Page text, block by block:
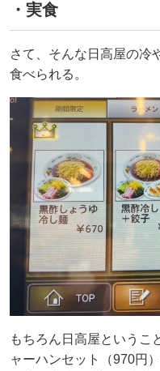
・実食
さて、そんな日高屋の冷
食べられる。
もちろん日高屋というこ
ャーハンセット（970円